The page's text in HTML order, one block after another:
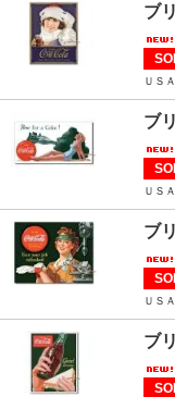
ブ
ＵＳ
ブ
ＵＳ
ブ
ＵＳ
ブ